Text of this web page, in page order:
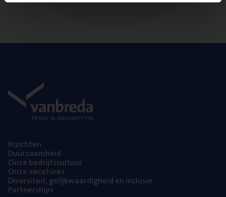
Inzich­ten
Duur­zaam­heid
Onze bedrijfs­cul­tuur
Onze vaca­tu­res
Diver­si­teit, gelijk­waar­dig­heid en inclusie
Part­ner­ships